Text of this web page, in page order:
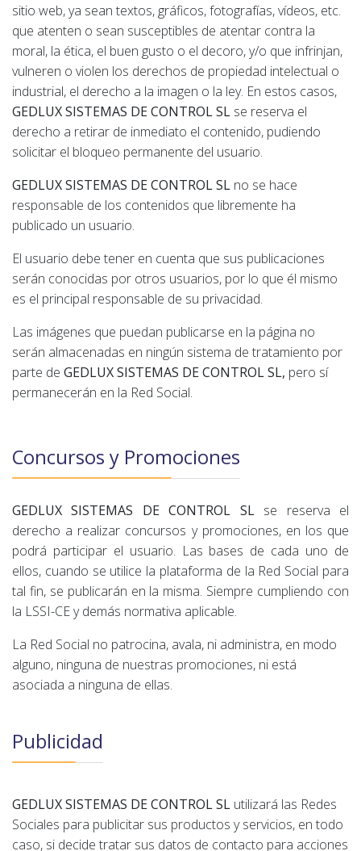
sitio web, ya sean textos, gráficos, fotografías, vídeos, etc.
que atenten o sean susceptibles de atentar contra la
moral, la ética, el buen gusto o el decoro, y/o que infrinjan,
vulneren o violen los derechos de propiedad intelectual o
industrial, el derecho a la imagen o la ley. En estos casos,
GEDLUX SISTEMAS DE CONTROL SL se reserva el
derecho a retirar de inmediato el contenido, pudiendo
solicitar el bloqueo permanente del usuario.
GEDLUX SISTEMAS DE CONTROL SL no se hace
responsable de los contenidos que libremente ha
publicado un usuario.
El usuario debe tener en cuenta que sus publicaciones
serán conocidas por otros usuarios, por lo que él mismo
es el principal responsable de su privacidad.
Las imágenes que puedan publicarse en la página no
serán almacenadas en ningún sistema de tratamiento por
parte de GEDLUX SISTEMAS DE CONTROL SL, pero sí
permanecerán en la Red Social.
Concursos y Promociones
GEDLUX SISTEMAS DE CONTROL SL se reserva el
derecho a realizar concursos y promociones, en los que
podrá participar el usuario. Las bases de cada uno de
ellos, cuando se utilice la plataforma de la Red Social para
tal fin, se publicarán en la misma. Siempre cumpliendo con
la LSSI-CE y demás normativa aplicable.
La Red Social no patrocina, avala, ni administra, en modo
alguno, ninguna de nuestras promociones, ni está
asociada a ninguna de ellas.
Publicidad
GEDLUX SISTEMAS DE CONTROL SL utilizará las Redes
Sociales para publicitar sus productos y servicios, en todo
caso, si decide tratar sus datos de contacto para acciones